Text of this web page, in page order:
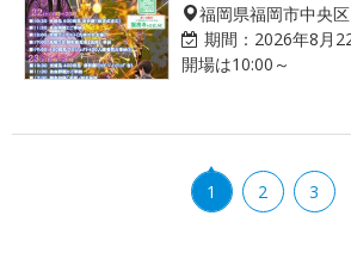
福岡県福岡市中央
期間： 2026年8月
開場は10:00～
1 2 3